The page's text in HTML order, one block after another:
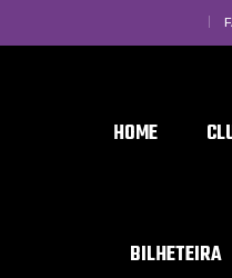
HOME
BILHETEIRA